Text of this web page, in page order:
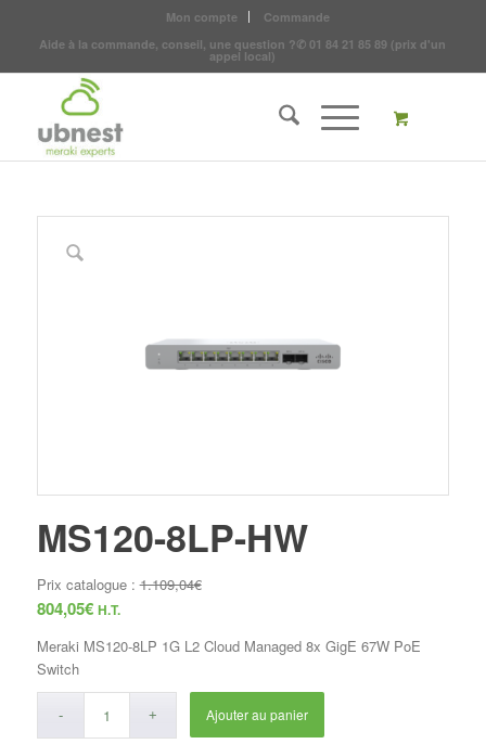
Mon compte
Commande
Aide à la commande, conseil, une question ?✆ 01 84 21 85 89 (prix d'un
appel local)
MS120-8LP-HW
Prix catalogue :1.109,04€
804,05€ H.T.
Meraki MS120-8LP 1G L2 Cloud Managed 8x GigE 67W PoE
Switch
Ajouter au panier